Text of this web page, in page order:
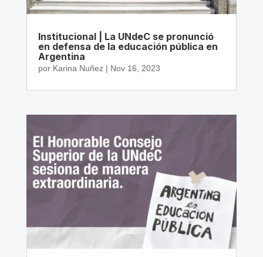
Institucional | La UNdeC se pronunció
en defensa de la educación pública en
Argentina
por Karina Nuñez| Nov 16, 2023